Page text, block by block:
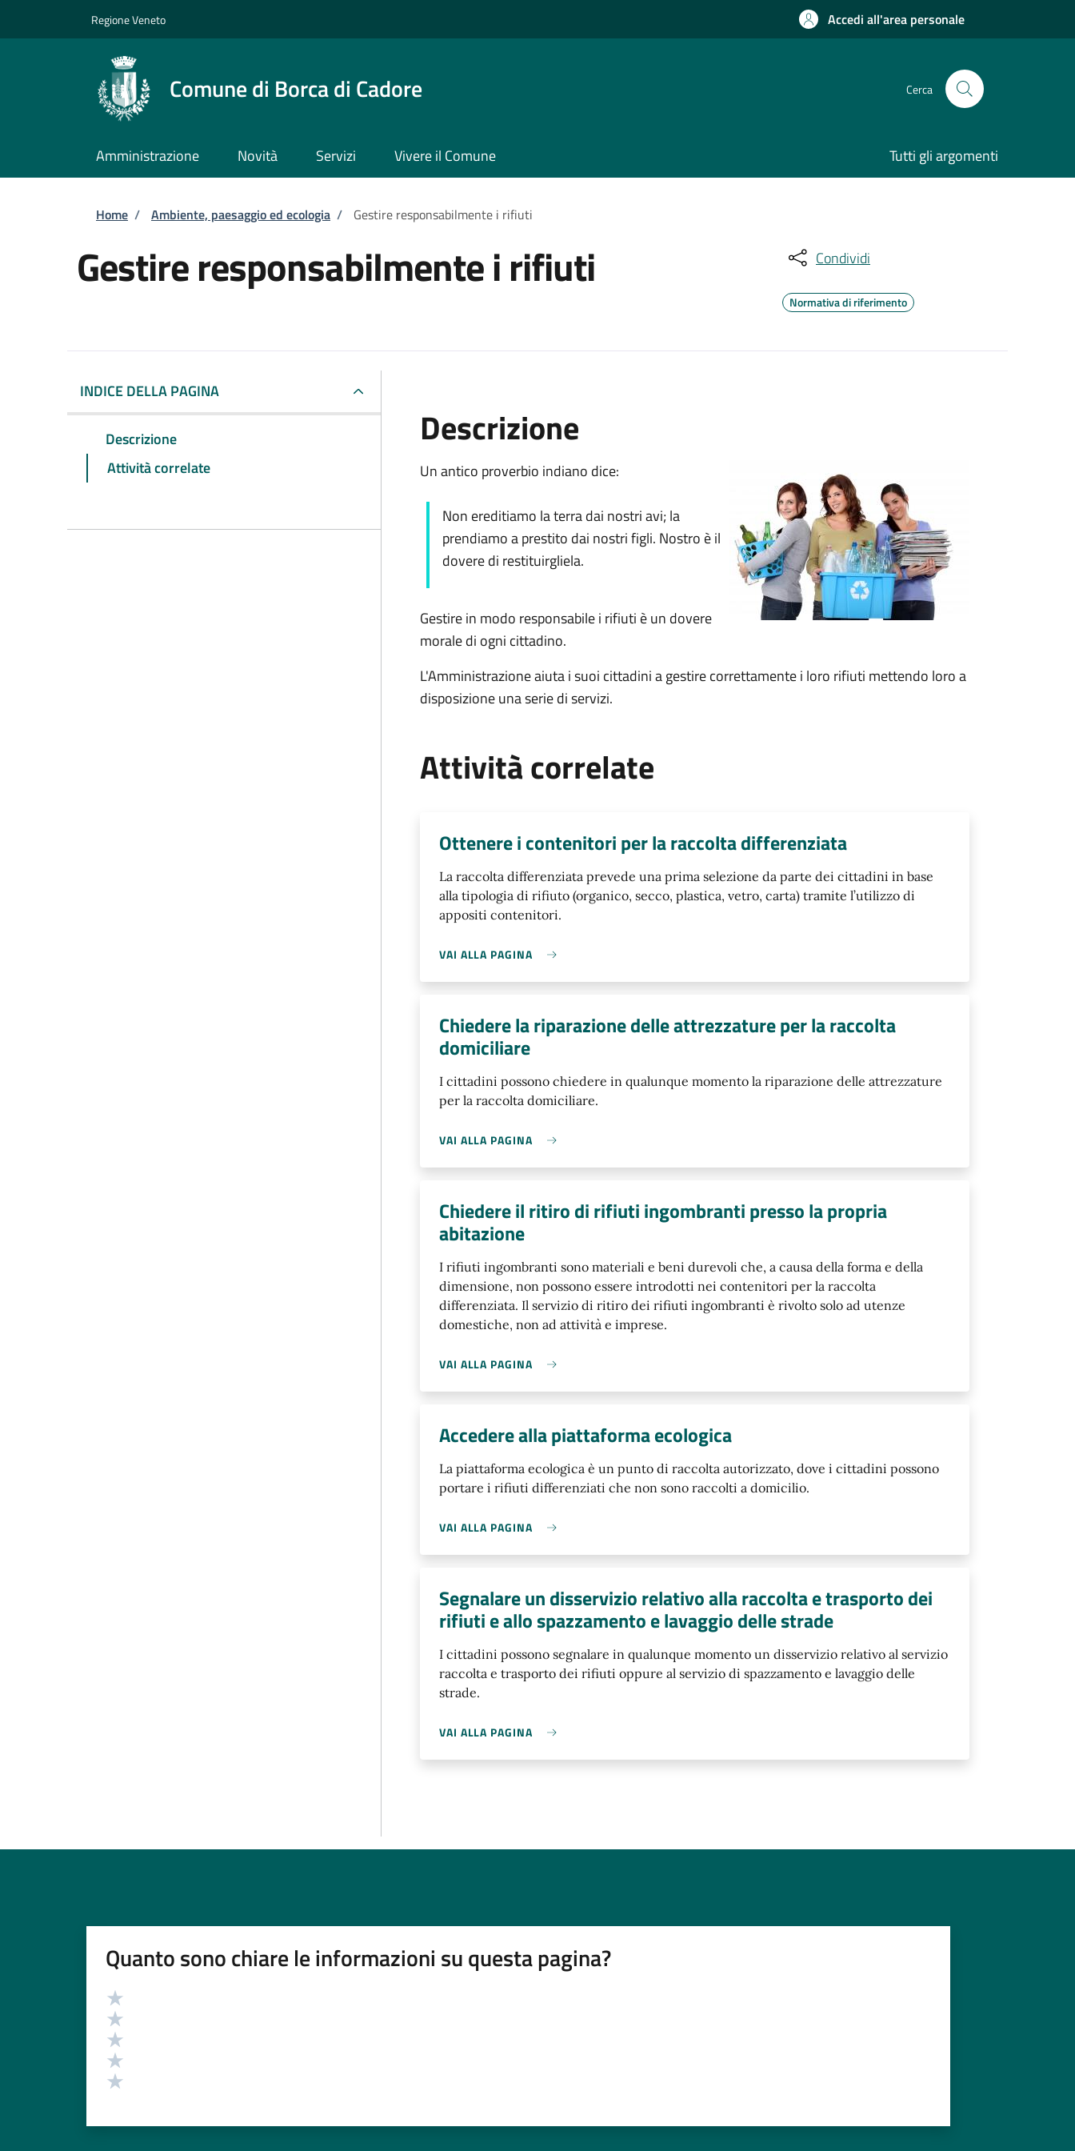
Regione Veneto Accedi all'area personale
Comune di Borca di Cadore Cerca
Amministrazione Novità Servizi Vivere il Comune Tutti gli argomenti
Briciole di pane
Home / Ambiente, paesaggio ed ecologia / Gestire responsabilmente i rifiuti
Gestire responsabilmente i rifiuti Condividi
Normativa di riferimento
INDICE DELLA PAGINA
Descrizione
Attività correlate
Descrizione
Un antico proverbio indiano dice:
Non ereditiamo la terra dai nostri avi; la
prendiamo a prestito dai nostri figli. Nostro è il
dovere di restituirgliela.
Gestire in modo responsabile i rifiuti è un dovere
morale di ogni cittadino.
L'Amministrazione aiuta i suoi cittadini a gestire correttamente i loro rifiuti mettendo loro a
disposizione una serie di servizi.
Attività correlate
Ottenere i contenitori per la raccolta differenziata
La raccolta differenziata prevede una prima selezione da parte dei cittadini in base
alla tipologia di rifiuto (organico, secco, plastica, vetro, carta) tramite l’utilizzo di
appositi contenitori.
VAI ALLA PAGINA
Chiedere la riparazione delle attrezzature per la raccolta
domiciliare
I cittadini possono chiedere in qualunque momento la riparazione delle attrezzature
per la raccolta domiciliare.
VAI ALLA PAGINA
Chiedere il ritiro di rifiuti ingombranti presso la propria
abitazione
I rifiuti ingombranti sono materiali e beni durevoli che, a causa della forma e della
dimensione, non possono essere introdotti nei contenitori per la raccolta
differenziata. Il servizio di ritiro dei rifiuti ingombranti è rivolto solo ad utenze
domestiche, non ad attività e imprese.
VAI ALLA PAGINA
Accedere alla piattaforma ecologica
La piattaforma ecologica è un punto di raccolta autorizzato, dove i cittadini possono
portare i rifiuti differenziati che non sono raccolti a domicilio.
VAI ALLA PAGINA
Segnalare un disservizio relativo alla raccolta e trasporto dei
rifiuti e allo spazzamento e lavaggio delle strade
I cittadini possono segnalare in qualunque momento un disservizio relativo al servizio
raccolta e trasporto dei rifiuti oppure al servizio di spazzamento e lavaggio delle
strade.
VAI ALLA PAGINA
Quanto sono chiare le informazioni su questa pagina?
Valutazione